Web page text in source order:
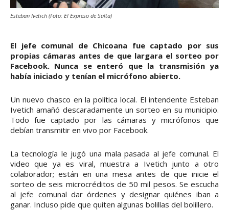
Esteban Ivetich (Foto: El Expreso de Salta)
El jefe comunal de Chicoana fue captado por sus
propias cámaras antes de que largara el sorteo por
Facebook. Nunca se enteró que la transmisión ya
había iniciado y tenían el micrófono abierto.
Un nuevo chasco en la política local. El intendente Esteban
Ivetich amañó descaradamente un sorteo en su municipio.
Todo fue captado por las cámaras y micrófonos que
debían transmitir en vivo por Facebook.
La tecnología le jugó una mala pasada al jefe comunal. El
video que ya es viral, muestra a Ivetich junto a otro
colaborador; están en una mesa antes de que inicie el
sorteo de seis microcréditos de 50 mil pesos. Se escucha
al jefe comunal dar órdenes y designar quiénes iban a
ganar. Incluso pide que quiten algunas bolillas del bolillero.